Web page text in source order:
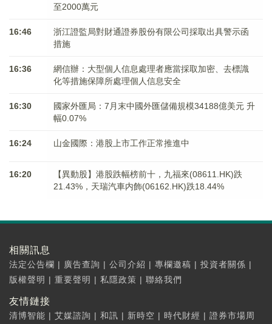
至2000萬元
16:46
浙江證監局對財通證券股份有限公司採取出具警示函
措施
16:36
網信辦：大型個人信息處理者應當採取加密、去標識
化等措施保障所處理個人信息安全
16:30
國家外匯局：7月末中國外匯儲備規模34188億美元 升
幅0.07%
16:24 山金國際：港股上市工作正常推進中
16:20
【異動股】港股跌幅榜前十，九福來(08611.HK)跌
21.43%，天瑞汽車内飾(06162.HK)跌18.44%
相關訊息
法定公告欄 | 廣告查詢 | 公司介紹 | 專欄邀稿 | 投資者關係 |
版權聲明 | 重要聲明 | 私隱政策 | 聯絡我們
友情鏈接
清博智能 | 艾媒諮詢 | 和訊 | 新時空 | 時代財經 | 證券市場周